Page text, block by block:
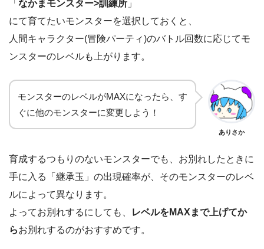
「 なかまモンスター>訓練所 」
にて育てたいモンスターを選択しておくと、
人間キャラクター(冒険パーティ)のバトル回数に応じてモ
ンスターのレベルも上がります。
モンスターのレベルがMAXになったら、す
ぐに他のモンスターに変更しよう！
ありさか
育成するつもりのないモンスターでも、お別れしたときに
手に入る「継承玉」の出現確率が、そのモンスターのレベ
ルによって異なります。
よってお別れするにしても、
レベルをMAXまで上げてか
らお別れするのがおすすめです。